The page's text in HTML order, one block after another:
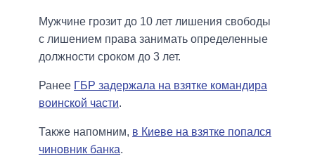
Мужчине грозит до 10 лет лишения свободы
с лишением права занимать определенные
должности сроком до 3 лет.
Ранее ГБР задержала на взятке командира
воинской части.
Также напомним, в Киеве на взятке попался
чиновник банка.